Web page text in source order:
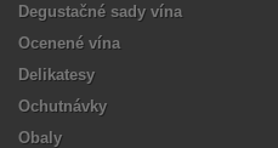
Degustačné sady vína
Ocenené vína
Delikatesy
Ochutnávky
Obaly